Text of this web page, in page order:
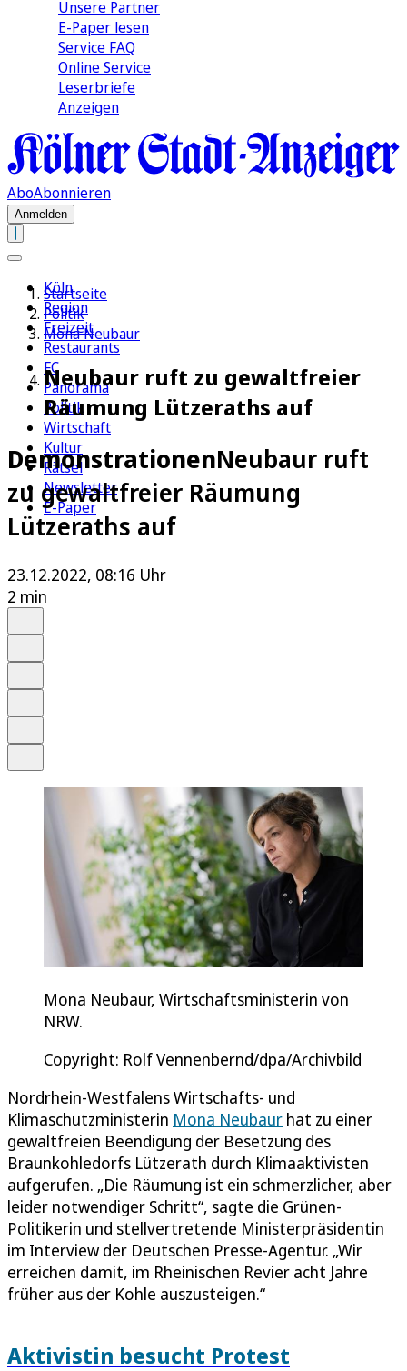
Unsere Partner
E-Paper lesen
Service FAQ
Online Service
Leserbriefe
Anzeigen
AboAbonnieren
Anmelden
Köln
Region
Freizeit
Restaurants
FC
Panorama
Politik
Wirtschaft
Kultur
Rätsel
Newsletter
E-Paper
Startseite
Politik
Mona Neubaur
Neubaur ruft zu gewaltfreier
Räumung Lützeraths auf
DemonstrationenNeubaur ruft
zu gewaltfreier Räumung
Lützeraths auf
23.12.2022, 08:16 Uhr
2 min
Mona Neubaur, Wirtschaftsministerin von
NRW.
Copyright: Rolf Vennenbernd/dpa/Archivbild
Nordrhein-Westfalens Wirtschafts- und
Klimaschutzministerin Mona Neubaur hat zu einer
gewaltfreien Beendigung der Besetzung des
Braunkohledorfs Lützerath durch Klimaaktivisten
aufgerufen. „Die Räumung ist ein schmerzlicher, aber
leider notwendiger Schritt“, sagte die Grünen-
Politikerin und stellvertretende Ministerpräsidentin
im Interview der Deutschen Presse-Agentur. „Wir
erreichen damit, im Rheinischen Revier acht Jahre
früher aus der Kohle auszusteigen.“
Aktivistin besucht Protest